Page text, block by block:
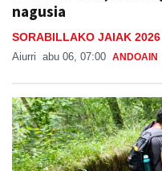
nagusia
SORABILLAKO JAIAK 2026
Aiurri abu 06, 07:00 ANDOAIN